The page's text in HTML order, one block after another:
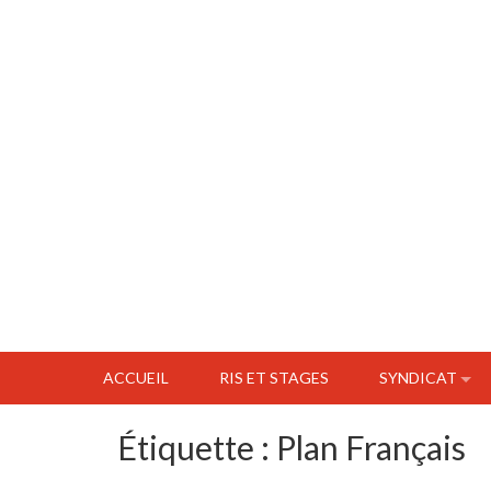
ACCUEIL RIS ET STAGES SYNDICAT
Étiquette : Plan Français